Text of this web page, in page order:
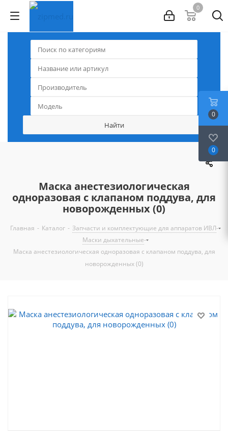
0
Маска анестезиологическая
одноразовая с клапаном поддува, для
новорожденных (0)
Главная - Каталог - Запчасти и комплектующие для аппаратов ИВЛ-
Маски дыхательные-
Маска анестезиологическая одноразовая с клапаном поддува, для
новорожденных (0)
0
0